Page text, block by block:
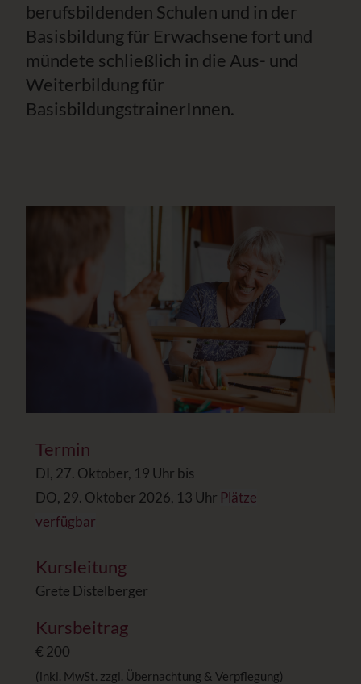
berufsbildenden Schulen und in der
Basisbildung für Erwachsene fort und
mündete schließlich in die Aus- und
Weiterbildung für
BasisbildungstrainerInnen.
Termin
DI, 27. Oktober, 19 Uhr bis
DO, 29. Oktober 2026, 13 Uhr Plätze
verfügbar
Kursleitung
Grete Distelberger
Kursbeitrag
€ 200
(inkl. MwSt. zzgl. Übernachtung & Verpflegung)